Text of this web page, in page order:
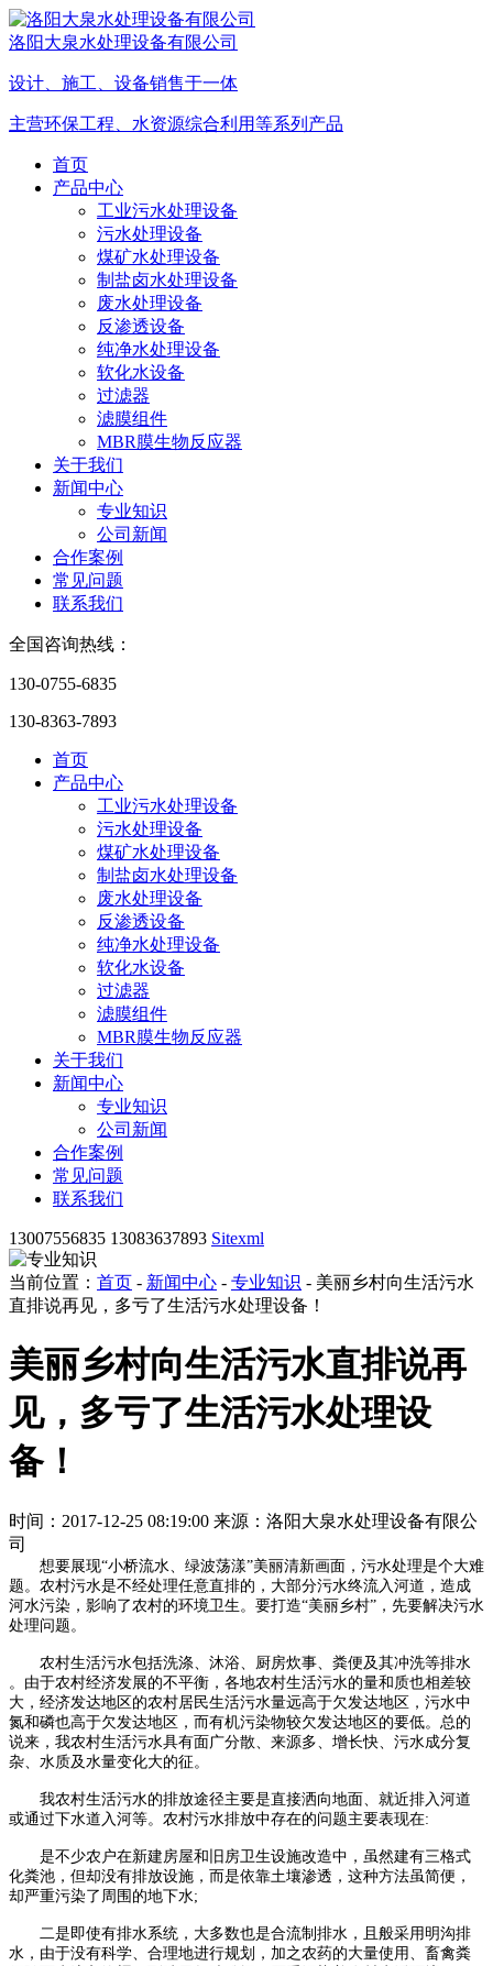
洛阳大泉水处理设备有限公司
设计、施工、设备销售于一体
主营环保工程、水资源综合利用等系列产品
首页
产品中心
工业污水处理设备
污水处理设备
煤矿水处理设备
制盐卤水处理设备
废水处理设备
反渗透设备
纯净水处理设备
软化水设备
过滤器
滤膜组件
MBR膜生物反应器
关于我们
新闻中心
专业知识
公司新闻
合作案例
常见问题
联系我们
全国咨询热线：
130-0755-6835
130-8363-7893
首页
产品中心
工业污水处理设备
污水处理设备
煤矿水处理设备
制盐卤水处理设备
废水处理设备
反渗透设备
纯净水处理设备
软化水设备
过滤器
滤膜组件
MBR膜生物反应器
关于我们
新闻中心
专业知识
公司新闻
合作案例
常见问题
联系我们
13007556835 13083637893 Sitexml
当前位置： 首页 - 新闻中心 - 专业知识 - 美丽乡村向生活污水
直排说再见，多亏了生活污水处理设备！
美丽乡村向生活污水直排说再
见，多亏了生活污水处理设
备！
时间：2017-12-25 08:19:00 来源：洛阳大泉水处理设备有限公
司
想要展现“小桥流水、绿波荡漾”美丽清新画面，污水处理是个大难
题。农村污水是不经处理任意直排的，大部分污水终流入河道，造成
河水污染，影响了农村的环境卫生。要打造“美丽乡村”，先要解决污水
处理问题。
农村生活污水包括洗涤、沐浴、厨房炊事、粪便及其冲洗等排水
。由于农村经济发展的不平衡，各地农村生活污水的量和质也相差较
大，经济发达地区的农村居民生活污水量远高于欠发达地区，污水中
氮和磷也高于欠发达地区，而有机污染物较欠发达地区的要低。总的
说来，我农村生活污水具有面广分散、来源多、增长快、污水成分复
杂、水质及水量变化大的征。
我农村生活污水的排放途径主要是直接洒向地面、就近排入河道
或通过下水道入河等。农村污水排放中存在的问题主要表现在:
是不少农户在新建房屋和旧房卫生设施改造中，虽然建有三格式
化粪池，但却没有排放设施，而是依靠土壤渗透，这种方法虽简便，
却严重污染了周围的地下水;
二是即使有排水系统，大多数也是合流制排水，且般采用明沟排
水，由于没有科学、合理地进行规划，加之农药的大量使用、畜禽粪